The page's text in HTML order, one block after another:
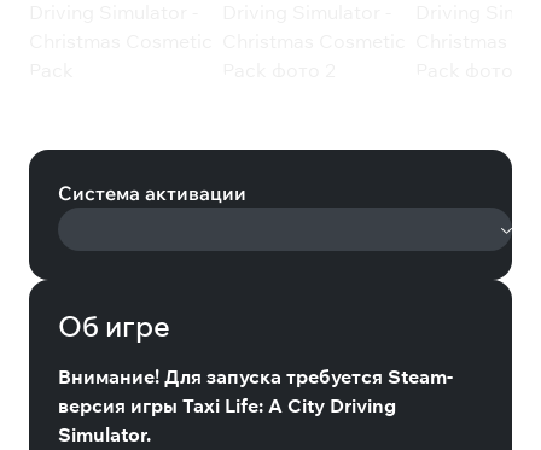
Система активации
Об игре
Внимание! Для запуска требуется Steam-
версия игры Taxi Life: A City Driving
Simulator.